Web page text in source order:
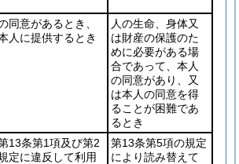
同意があるとき、
人に提供するとき
人の生命、身体又
は財産の保護のた
めに必要がある場
合であって、本人
の同意があり、又
は本人の同意を得
ることが困難であ
るとき
13条第1項及び第2
定に違反して利用
第13条第5項の規定
により読み替えて